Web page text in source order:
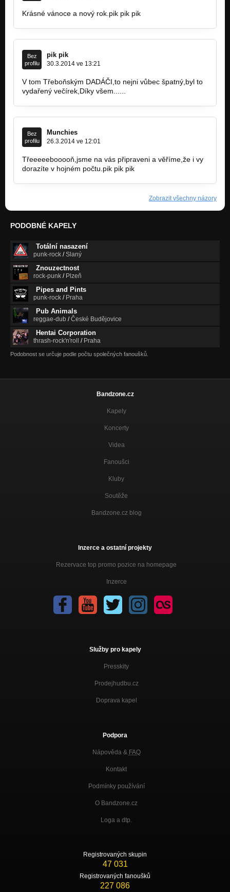
Krásné vánoce a nový rok.pik pik pik
Bez
profilu
pik pik
30.3.2014 ve 13:21
V tom Třeboňským DADÁČI,to nejni vůbec špatný,byl to
vydařený večírek,Díky všem......
Bez
profilu
Munchies
26.3.2014 ve 12:01
Třeeeeebooooň,jsme na vás připraveni a věříme,že i vy
dorazíte v hojném počtu.pik pik pik
Zobrazit všechny názory
PODOBNÉ KAPELY
Totální nasazení
punk-rock /Slaný
Znouzectnost
rock-punk / Plzeň
Pipes and Pints
punk-rock / Praha
Pub Animals
reggae-dub /České Budějovice
Hentai Corporation
thrash-rock'n'roll / Praha
Podobnost se určuje podle počtu společných fanoušků.
Bandzone.cz
Kapely
Koncerty
Videa
Fanoušci
Kluby
Soutěže
Bandzone.cz blog
Inzerce a ostatní projekty
Rezervace top promo pozice na homepage
Inzerce
Služby pro kapely
Presskity
Prodejhudbu.cz
Doprava kapel
Podpora
Nápověda & FAQ
Kontakt
Podmínky používání
O Bandzone.cz
Loga a dtp.
Registrovaných skupin
47 031
Registrovaných fanoušků
227 086